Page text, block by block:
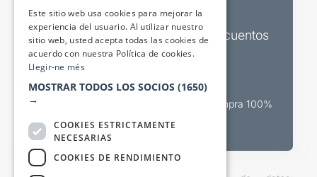
Boletines de actualidad y descuentos
Valora espectáculos
Canal oficial de venta teatral Compra 100%
Este sitio web usa cookies para mejorar la
experiencia del usuario. Al utilizar nuestro
sitio web, usted acepta todas las cookies de
acuerdo con nuestra Política de cookies.
Llegir-ne més
MOSTRAR TODOS LOS SOCIOS (1650)
→
COOKIES ESTRICTAMENTE
NECESARIAS
COOKIES DE RENDIMIENTO